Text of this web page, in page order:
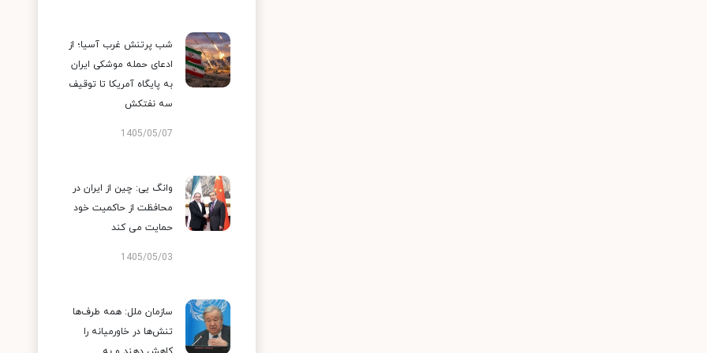
شب پرتنش غرب آسیا؛ از
ادعای حمله موشکی ایران
به پایگاه آمریکا تا توقیف
سه نفتکش
1405/05/07
وانگ یی: چین از ایران در
محافظت از حاکمیت خود
حمایت می کند
1405/05/03
سازمان ملل: همه طرف‌ها
تنش‌ها در خاورمیانه را